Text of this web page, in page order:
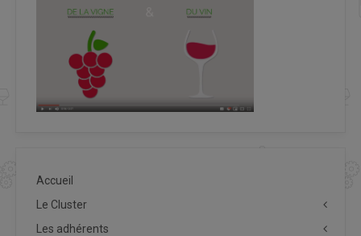
Accueil
Le Cluster
Les adhérents